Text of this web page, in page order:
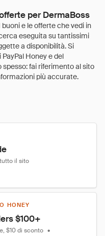
per DermaBoss
il sito
HONEY
$100+
$10 di sconto •